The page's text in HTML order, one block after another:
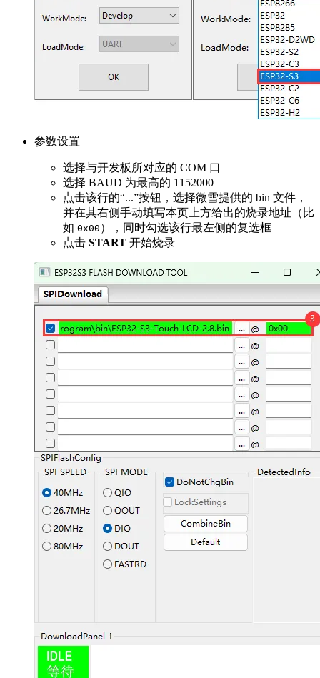
参数设置
选择与开发板所对应的 COM 口
选择 BAUD 为最高的 1152000
点击该行的“...”按钮，选择微雪提供的 bin 文件，
并在其右侧手动填写本页上方给出的烧录地址（比
如 0x00 ），同时勾选该行最左侧的复选框
点击 START 开始烧录